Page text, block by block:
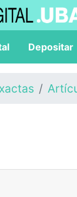
Depositar